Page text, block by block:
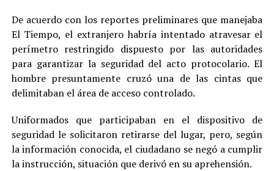
De acuerdo con los reportes preliminares que manejaba
El Tiempo, el extranjero habría intentado atravesar el
perímetro restringido dispuesto por las autoridades
para garantizar la seguridad del acto protocolario. El
hombre presuntamente cruzó una de las cintas que
delimitaban el área de acceso controlado.
Uniformados que participaban en el dispositivo de
seguridad le solicitaron retirarse del lugar, pero, según
la información conocida, el ciudadano se negó a cumplir
la instrucción, situación que derivó en su aprehensión.